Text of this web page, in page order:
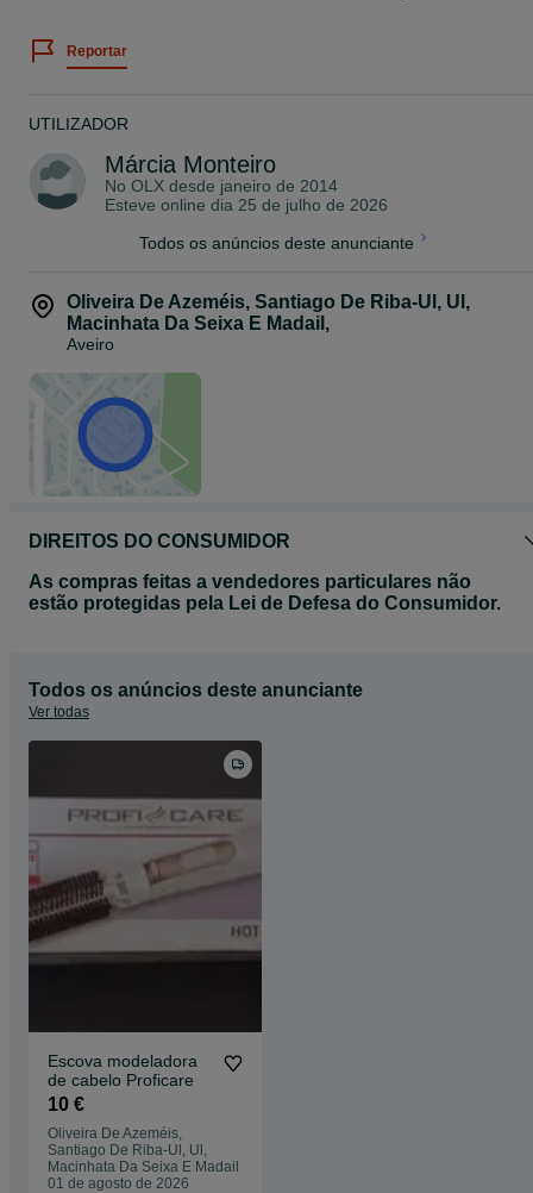
Reportar
UTILIZADOR
Márcia Monteiro
No OLX desde janeiro de 2014
Esteve online dia 25 de julho de 2026
Todos os anúncios deste anunciante
Oliveira De Azeméis, Santiago De Riba-Ul, Ul,
Macinhata Da Seixa E Madail ,
Aveiro
DIREITOS DO CONSUMIDOR
As compras feitas a vendedores particulares não
estão protegidas pela Lei de Defesa do Consumidor.
Todos os anúncios deste anunciante
Ver todas
Escova modeladora
de cabelo Proficare
10 €
Oliveira De Azeméis,
Santiago De Riba-Ul, Ul,
Macinhata Da Seixa E Madail
01 de agosto de 2026